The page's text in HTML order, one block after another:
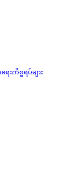
ကိစ္စရပ်များ